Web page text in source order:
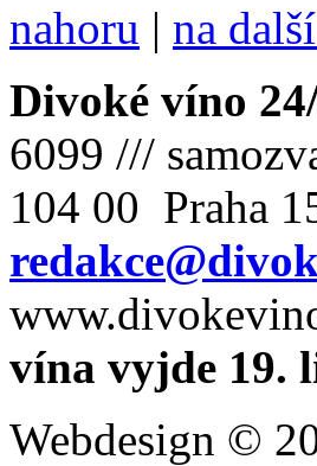
nahoru | na
Divoké víno
6099 ///
104 00 Praha
vína vyjde 19.
Webdesign ©